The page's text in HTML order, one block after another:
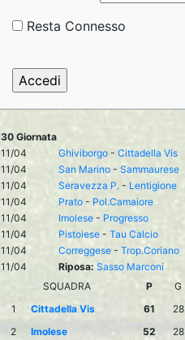
Resta Connesso
30 Giornata
11/04
Ghiviborgo - Cittadella Vis
11/04
San Marino - Sammaurese
11/04
Seravezza P. - Lentigione
11/04
Prato - Pol.Camaiore
11/04
Imolese - Progresso
11/04
Pistoiese - Tau Calcio
11/04
Correggese - Trop.Coriano
11/04
Riposa: Sasso Marconi
SQUADRA
P G
1
Cittadella Vis 61 28
2
Imolese 52 28